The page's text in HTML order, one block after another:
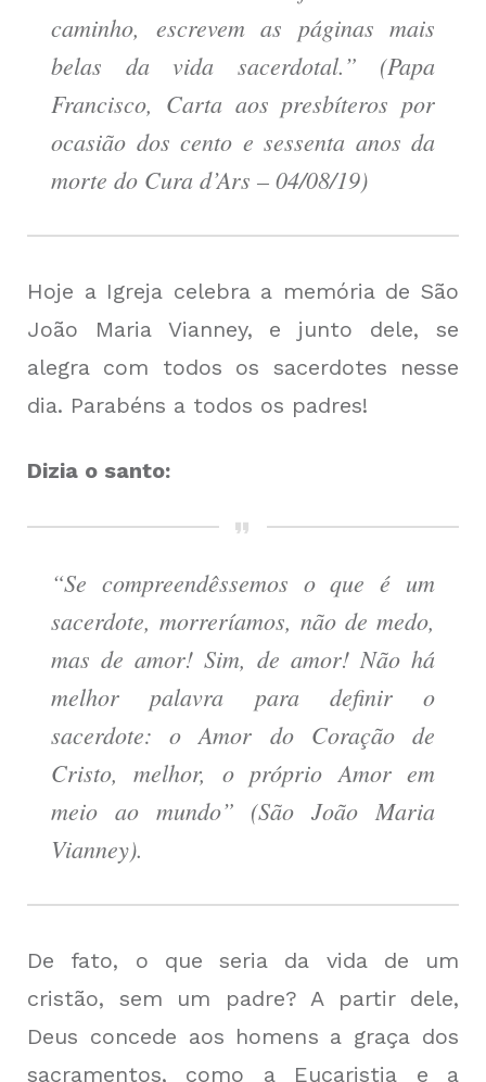
caminho, escrevem as páginas mais
belas da vida sacerdotal.” (Papa
Francisco, Carta aos presbíteros por
ocasião dos cento e sessenta anos da
morte do Cura d’Ars – 04/08/19)
Hoje a Igreja celebra a memória de São
João Maria Vianney, e junto dele, se
alegra com todos os sacerdotes nesse
dia. Parabéns a todos os padres!
Dizia o santo:
“Se compreendêssemos o que é um
sacerdote, morreríamos, não de medo,
mas de amor! Sim, de amor! Não há
melhor palavra para definir o
sacerdote: o Amor do Coração de
Cristo, melhor, o próprio Amor em
meio ao mundo” (São João Maria
Vianney).
De fato, o que seria da vida de um
cristão, sem um padre? A partir dele,
Deus concede aos homens a graça dos
sacramentos, como a Eucaristia e a